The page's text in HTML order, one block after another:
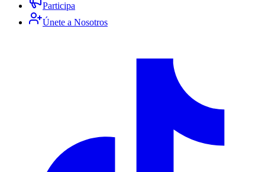
Participa
Únete a Nosotros